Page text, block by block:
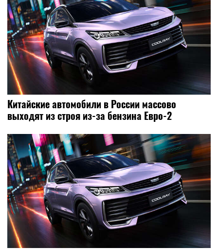
Китайские автомобили в России массово
выходят из строя из-за бензина Евро-2